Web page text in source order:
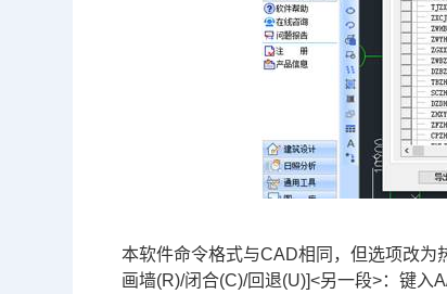
本软件命令格式与CAD相同，但选项改为
画墙(R)/闭合(C)/回退(U)]<另一段>：键入